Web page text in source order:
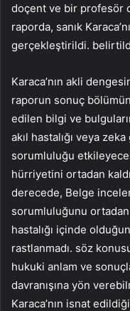
doçent ve bir profesör
raporda, sanık
gerçekleştirildi.
Karaca’nın akli
raporun sonuç
edilen bilgi ve
akıl hastalığı veya
sorumluluğu
hürriyetini ortadan
derecede, Belge
sorumluluğunu ortadan
hastalığı içinde
rastlanmadı. söz
hukuki anlam ve
davranışına yön
Karaca’nın isnat